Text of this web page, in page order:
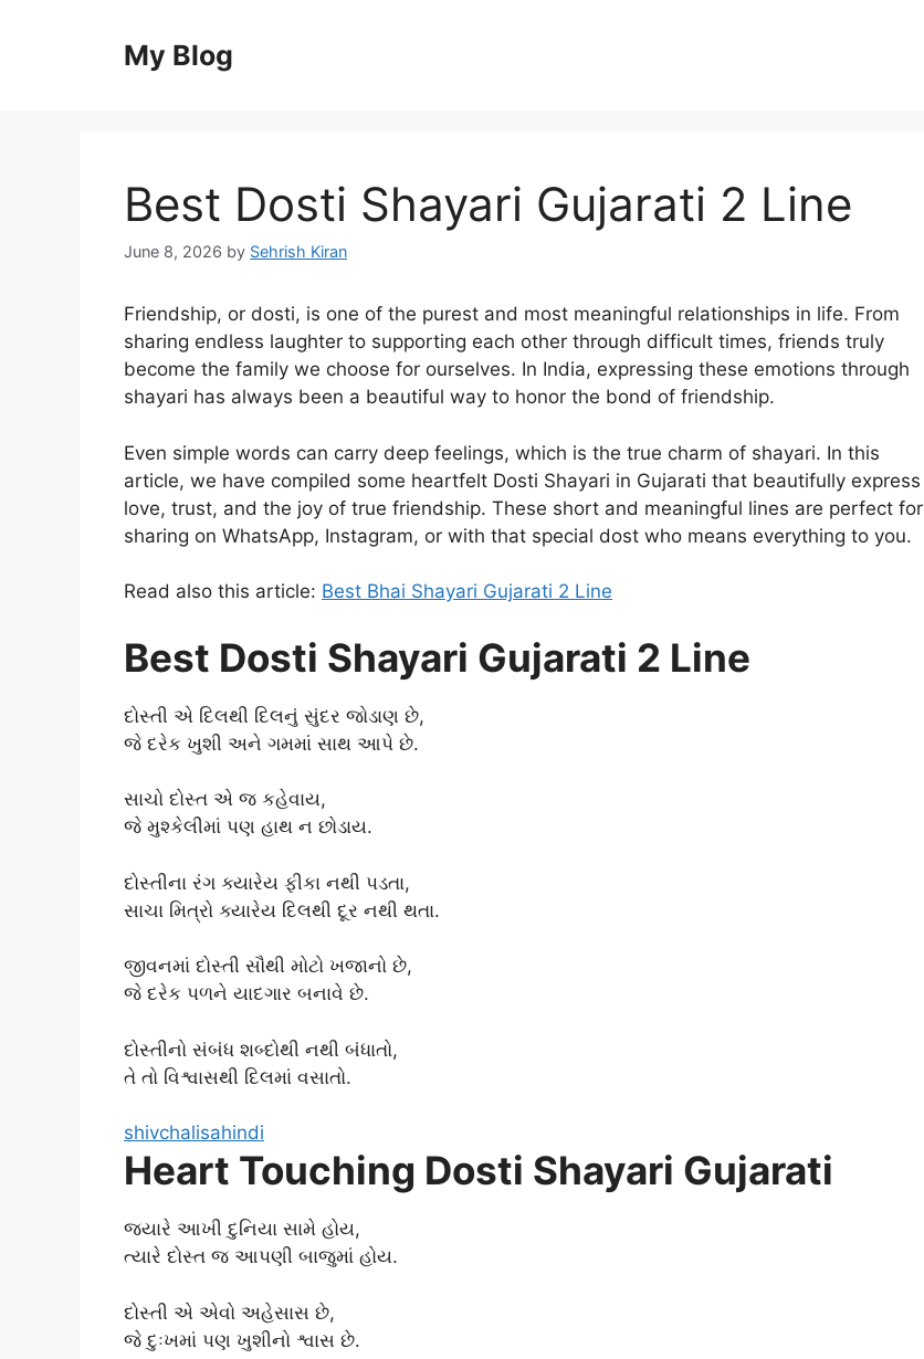
My Blog
Best Dosti Shayari Gujarati 2 Line
June 8, 2026 by Sehrish Kiran
Friendship, or dosti, is one of the purest and most meaningful relationships in life. From
sharing endless laughter to supporting each other through difficult times, friends truly
become the family we choose for ourselves. In India, expressing these emotions through
shayari has always been a beautiful way to honor the bond of friendship.
Even simple words can carry deep feelings, which is the true charm of shayari. In this
article, we have compiled some heartfelt Dosti Shayari in Gujarati that beautifully express
love, trust, and the joy of true friendship. These short and meaningful lines are perfect for
sharing on WhatsApp, Instagram, or with that special dost who means everything to you.
Read also this article: Best Bhai Shayari Gujarati 2 Line
Best Dosti Shayari Gujarati 2 Line
દોસ્તી એ દિલથી દિલનું સુંદર જોડાણ છે,
જે દરેક ખુશી અને ગમમાં સાથ આપે છે.
સાચો દોસ્ત એ જ કહેવાય,
જે મુશ્કેલીમાં પણ હાથ ન છોડાય.
દોસ્તીના રંગ ક્યારેય ફીકા નથી પડતા,
સાચા મિત્રો ક્યારેય દિલથી દૂર નથી થતા.
જીવનમાં દોસ્તી સૌથી મોટો ખજાનો છે,
જે દરેક પળને યાદગાર બનાવે છે.
દોસ્તીનો સંબંધ શબ્દોથી નથી બંધાતો,
તે તો વિશ્વાસથી દિલમાં વસાતો.
shivchalisahindi
Heart Touching Dosti Shayari Gujarati
જ્યારે આખી દુનિયા સામે હોય,
ત્યારે દોસ્ત જ આપણી બાજુમાં હોય.
દોસ્તી એ એવો અહેસાસ છે,
જે દુઃખમાં પણ ખુશીનો શ્વાસ છે.